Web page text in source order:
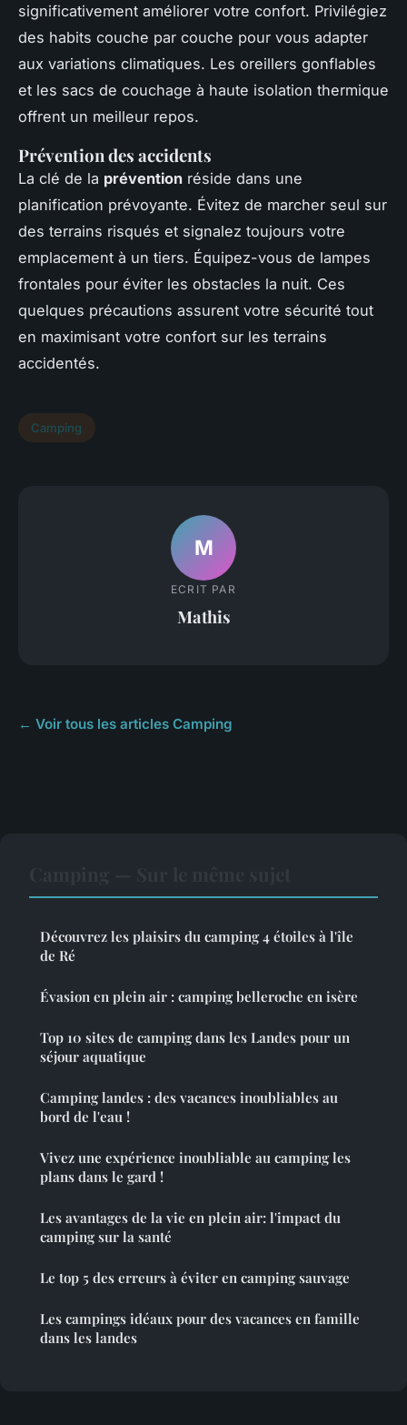
significativement améliorer votre confort. Privilégiez
des habits couche par couche pour vous adapter
aux variations climatiques. Les oreillers gonflables
et les sacs de couchage à haute isolation thermique
offrent un meilleur repos.
Prévention des accidents
La clé de la prévention réside dans une
planification prévoyante. Évitez de marcher seul sur
des terrains risqués et signalez toujours votre
emplacement à un tiers. Équipez-vous de lampes
frontales pour éviter les obstacles la nuit. Ces
quelques précautions assurent votre sécurité tout
en maximisant votre confort sur les terrains
accidentés.
Camping
M
ECRIT PAR
Mathis
← Voir tous les articles Camping
Découvrez les plaisirs du camping 4 étoiles à l'île
de Ré
Évasion en plein air : camping belleroche en isère
Top 10 sites de camping dans les Landes pour un
séjour aquatique
Camping landes : des vacances inoubliables au
bord de l'eau !
Vivez une expérience inoubliable au camping les
plans dans le gard !
Les avantages de la vie en plein air: l'impact du
camping sur la santé
Le top 5 des erreurs à éviter en camping sauvage
Les campings idéaux pour des vacances en famille
dans les landes